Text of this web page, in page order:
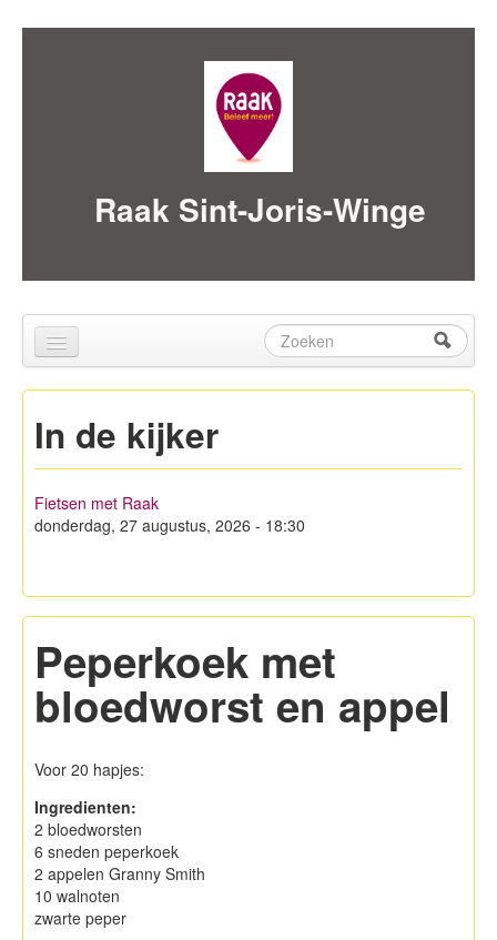
Raak Sint-Joris-Winge
Zoekveld
Zoeken
Home
over ons
Activiteiten
Hagelandse Kerstmarkt
Lid worden!
Privacy
In de kijker
Fietsen met Raak
donderdag, 27 augustus, 2026 - 18:30
Peperkoek met
bloedworst en appel
Voor 20 hapjes:
Ingredienten:
2 bloedworsten
6 sneden peperkoek
2 appelen Granny Smith
10 walnoten
zwarte peper